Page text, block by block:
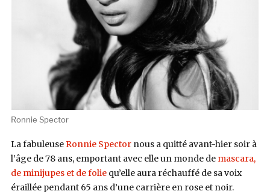
Ronnie Spector
La fabuleuseRonnie Spectornous a quitté avant-hier soir à
l’âge de 78 ans, emportant avec elle un monde de mascara,
de minijupes et de foliequ’elle aura réchauffé de sa voix
éraillée pendant 65 ans d’une carrière en rose et noir.